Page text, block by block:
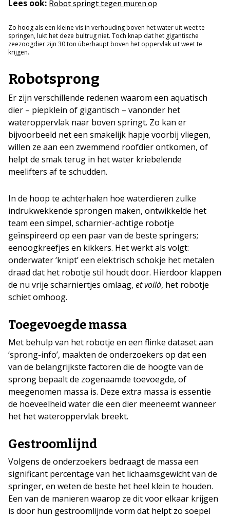
Lees ook: Robot springt tegen muren op
Zo hoog als een kleine vis in verhouding boven het water uit weet te
springen, lukt het deze bultrug niet. Toch knap dat het gigantische
zeezoogdier zijn 30 ton überhaupt boven het oppervlak uit weet te
krijgen.
Robotsprong
Er zijn verschillende redenen waarom een aquatisch
dier – piepklein of gigantisch – vanonder het
wateroppervlak naar boven springt. Zo kan er
bijvoorbeeld net een smakelijk hapje voorbij vliegen,
willen ze aan een zwemmend roofdier ontkomen, of
helpt de smak terug in het water kriebelende
meelifters af te schudden.
In de hoop te achterhalen hoe waterdieren zulke
indrukwekkende sprongen maken, ontwikkelde het
team een simpel, scharnier-achtige robotje
geïnspireerd op een paar van de beste springers;
eenoogkreefjes en kikkers. Het werkt als volgt:
onderwater ‘knipt’ een elektrisch schokje het metalen
draad dat het robotje stil houdt door. Hierdoor klappen
de nu vrije scharniertjes omlaag, et voilà, het robotje
schiet omhoog.
Toegevoegde massa
Met behulp van het robotje en een flinke dataset aan
‘sprong-info’, maakten de onderzoekers op dat een
van de belangrijkste factoren die de hoogte van de
sprong bepaalt de zogenaamde toevoegde, of
meegenomen massa is. Deze extra massa is essentie
de hoeveelheid water die een dier meeneemt wanneer
het het wateroppervlak breekt.
Gestroomlijnd
Volgens de onderzoekers bedraagt de massa een
significant percentage van het lichaamsgewicht van de
springer, en weten de beste het heel klein te houden.
Een van de manieren waarop ze dit voor elkaar krijgen
is door hun gestroomlijnde vorm dat helpt zo soepel